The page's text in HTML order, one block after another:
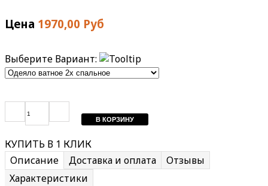
Цена 1970,00 Руб
Выберите Вариант:
КУПИТЬ В 1 КЛИК
Описание
Доставка и оплата
Отзывы
Характеристики